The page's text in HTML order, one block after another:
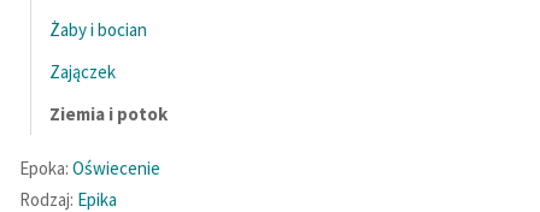
Żaby i bocian
Zajączek
Ziemia i potok
Epoka: Oświecenie
Rodzaj: Epika